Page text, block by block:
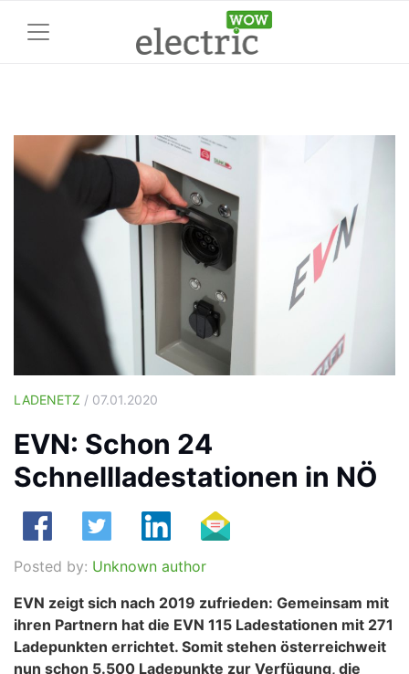
LADENETZ / 07.01.2020
EVN: Schon 24
Schnellladestationen in NÖ
Posted by: Unknown author
EVN zeigt sich nach 2019 zufrieden: Gemeinsam mit
ihren Partnern hat die EVN 115 Ladestationen mit 271
Ladepunkten errichtet. Somit stehen österreichweit
nun schon 5.500 Ladepunkte zur Verfügung, die